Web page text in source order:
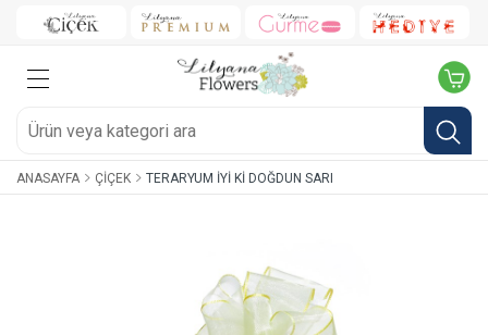
ANASAYFA ÇIÇEK TERARYUM İYI KI DOĞDUN SARI